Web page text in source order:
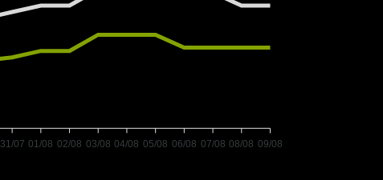
31/07 01/08 02/08 03/08 04/08 05/08 06/08 07/08 08/08 09/08